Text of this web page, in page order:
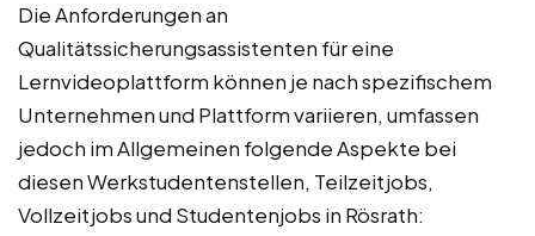
Die Anforderungen an
Qualitätssicherungsassistenten für eine
Lernvideoplattform können je nach spezifischem
Unternehmen und Plattform variieren, umfassen
jedoch im Allgemeinen folgende Aspekte bei
diesen Werkstudentenstellen, Teilzeitjobs,
Vollzeitjobs und Studentenjobs in Rösrath: